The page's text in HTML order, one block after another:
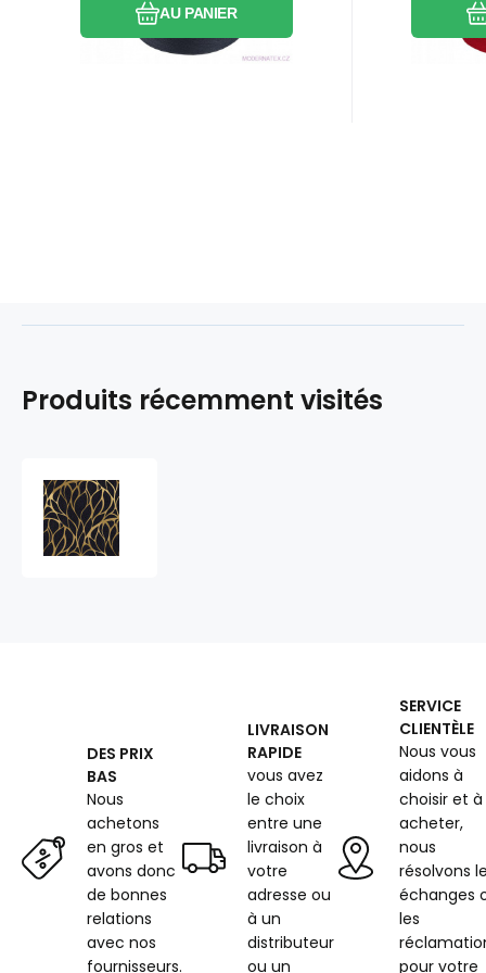
AU PANIER
Produits récemment visités
gris
DES PRIX
BAS
Nous
achetons
en gros et
avons donc
de bonnes
relations
avec nos
fournisseurs.
LIVRAISON
RAPIDE
vous avez
le choix
entre une
livraison à
votre
adresse ou
à un
distributeur
ou un
SERVICE
CLIENTÈLE
Nous vous
aidons à
choisir et à
acheter,
nous
résolvons
échanges
les
pour votre